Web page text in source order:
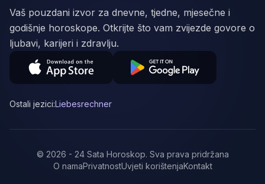
Vaš pouzdani izvor za dnevne, tjedne, mjesečne i
godišnje horoskope. Otkrijte što vam zvijezde govore o
ljubavi, karijeri i zdravlju.
Ostali jezici:Liebesrechner
© 2026 - 24 Sata Horoskop. Sva prava pridržana
O namaPrivatnostUvjeti korištenjaKontakt